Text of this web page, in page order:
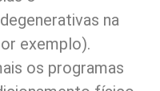
na
exemplo).
os programas